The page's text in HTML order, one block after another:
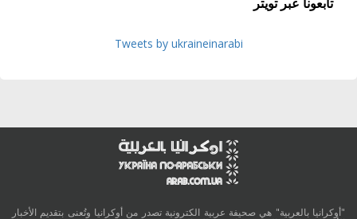
Tweets by ukraineinarabi
"أوكرانيا بالعربية" هي صحيفة عربية الكترونية تصدر من أوكرانيا وتُعنى بتقديم الأخبار